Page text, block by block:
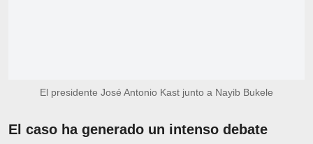
El presidente José Antonio Kast junto a Nayib Bukele
El caso ha generado un intenso debate